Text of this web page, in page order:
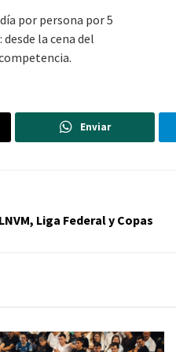
por persona por 5
la cena del
Enviar
Liga Federal y Copas